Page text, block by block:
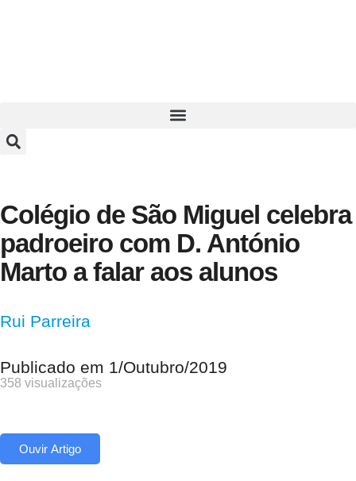
Colégio de São Miguel celebra
padroeiro com D. António
Marto a falar aos alunos
Rui Parreira
Publicado em 1/Outubro/2019
358 visualizações
Ouvir Artigo